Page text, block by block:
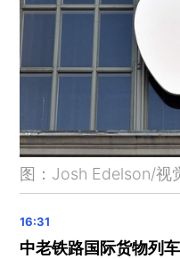
新加坡政府推国际商
图：Josh Edelson/视
中老铁路国际货物列